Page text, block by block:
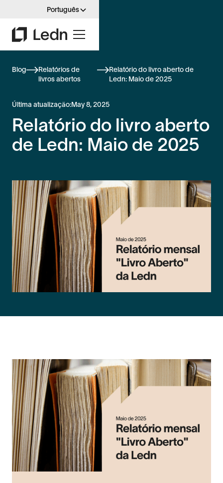
Português
Blog
Relatórios de
livros abertos
Relatório do livro aberto de
Ledn: Maio de 2025
Última atualização:May 8, 2025
Relatório do livro aberto
de Ledn: Maio de 2025